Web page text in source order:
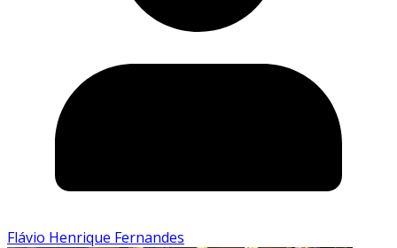
Flávio Henrique Fernandes